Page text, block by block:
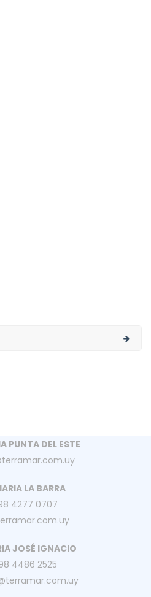
PUNTA DEL ESTE
LA BARRA
4277 0707
JOSÉ IGNACIO
4486 2525